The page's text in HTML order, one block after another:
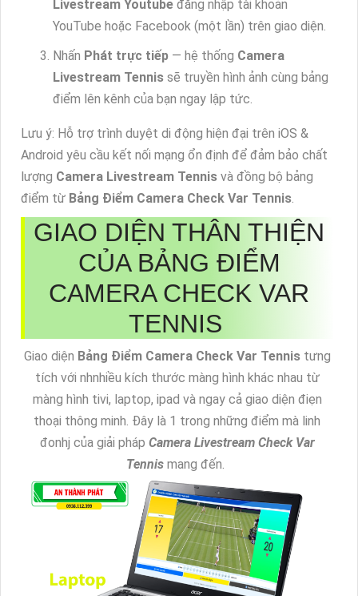
Livestream Youtube đăng nhập tài khoản
YouTube hoặc Facebook (một lần) trên giao diện.
Nhấn Phát trực tiếp — hệ thống Camera
Livestream Tennis sẽ truyền hình ảnh cùng bảng
điểm lên kênh của bạn ngay lập tức.
Lưu ý: Hỗ trợ trình duyệt di động hiện đại trên iOS &
Android yêu cầu kết nối mạng ổn định để đảm bảo chất
lượng Camera Livestream Tennis và đồng bộ bảng
điểm từ Bảng Điểm Camera Check Var Tennis.
GIAO DIỆN THÂN THIỆN
CỦA BẢNG ĐIỂM
CAMERA CHECK VAR
TENNIS
Giao diện Bảng Điểm Camera Check Var Tennis tưng
tích với nhnhiều kích thước màng hình khác nhau từ
màng hình tivi, laptop, ipad và ngay cả giao diện điẹn
thoại thông minh. Đây là 1 trong những điểm mà linh
đonhj của giải pháp Camera Livestream Check Var
Tennis mang đến.